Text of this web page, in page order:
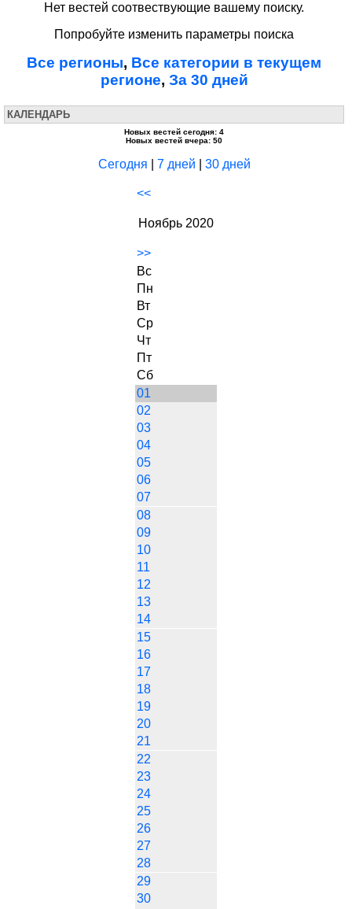
Нет вестей соотвествующие вашему поиску.
Попробуйте изменить параметры поиска
Все регионы, Все категории в текущем
регионе, За 30 дней
КАЛЕНДАРЬ
Новых вестей сегодня: 4
Новых вестей вчера: 50
Сегодня 7 дней 30 дней
<<
Ноябрь 2020
>>
Вс
Пн
Вт
Ср
Чт
Пт
Сб
01
02
03
04
05
06
07
08
09
10
11
12
13
14
15
16
17
18
19
20
21
22
23
24
25
26
27
28
29
30